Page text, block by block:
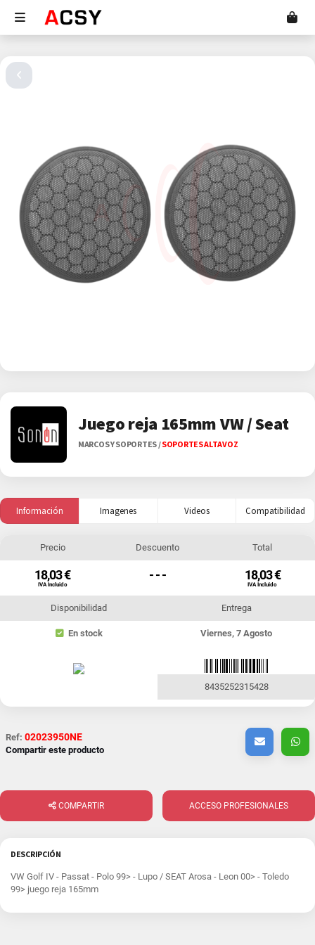
Juego reja 165mm VW / Seat
MARCOS Y SOPORTES/SOPORTES ALTAVOZ
Información Imagenes Videos Compatibilidad
Precio
18,03 €
IVA Incluido
Descuento
- - -
Total
18,03 €
IVA Incluido
Disponibilidad
En stock
Entrega
Viernes, 7 Agosto
8435252315428
Ref: 02023950NE
Compartir este producto
COMPARTIR ACCESO PROFESIONALES
DESCRIPCIÓN
VW Golf IV - Passat - Polo 99> - Lupo / SEAT Arosa - Leon 00> - Toledo
99> juego reja 165mm